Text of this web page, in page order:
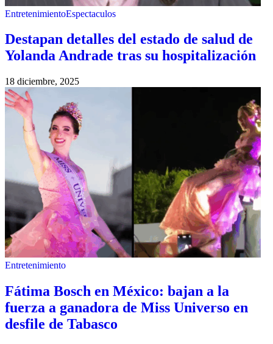
EntretenimientoEspectaculos
Destapan detalles del estado de salud de
Yolanda Andrade tras su hospitalización
18 diciembre, 2025
Entretenimiento
Fátima Bosch en México: bajan a la
fuerza a ganadora de Miss Universo en
desfile de Tabasco